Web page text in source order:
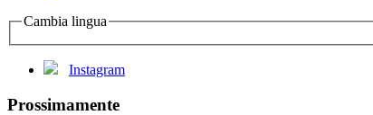
Cambia lingua
Instagram
Prossimamente